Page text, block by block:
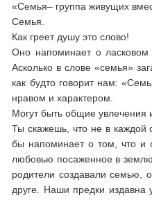
«Семья– группа живущих
Семья.
Как греет душу это слово!
Оно напоминает о
Асколько в слове «семья»
как будто говорит нам:
нравом и характером.
Могут быть общие увлечения
Ты скажешь, что не в каждой
бы напоминает о том, что и
любовью посаженное в
родители создавали семью,
друге. Наши предки издавна